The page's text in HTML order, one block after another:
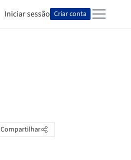
Iniciar sessão Criar conta
Compartilhar